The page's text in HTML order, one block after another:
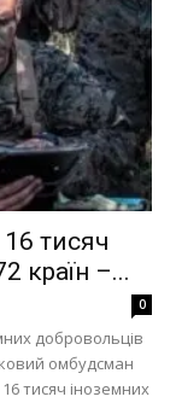
тисяч
країн –...
0
добровольців
омбудсман
тисяч іноземних